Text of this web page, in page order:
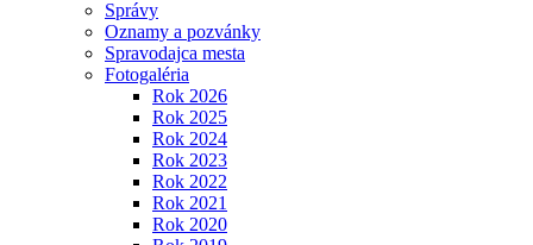
Správy
Oznamy a pozvánky
Spravodajca mesta
Fotogaléria
Rok 2026
Rok 2025
Rok 2024
Rok 2023
Rok 2022
Rok 2021
Rok 2020